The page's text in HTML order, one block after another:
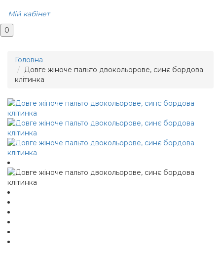
Мій кабінет
0
Головна
Довге жіноче пальто двокольорове, синє бордова
клітинка